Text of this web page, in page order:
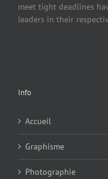
meet tight deadlines
leaders in their
Info
Accueil
Graphisme
Photographie